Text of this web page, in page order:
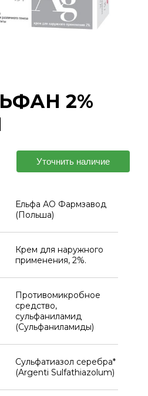
2%
Уточнить наличие
Ельфа АО Фармзавод
(Польша)
Крем для наружного
применения, 2%.
Противомикробное
средство,
сульфаниламид
(Сульфаниламиды)
Сульфатиазол серебра*
(Argenti Sulfathiazolum)